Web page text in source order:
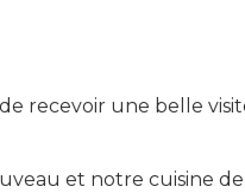
recevoir une belle
et notre cuisine